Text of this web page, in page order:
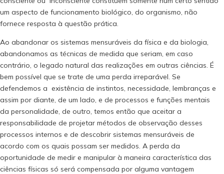
um aspecto de funcionamento biológico, do organismo, não
fornece resposta à questão prática.
Ao abandonar os sistemas mensuráveis da física e da biologia,
abandonamos as técnicas de medida que seriam, em caso
contrário, o legado natural das realizações em outras ciências. É
bem possível que se trate de uma perda irreparável. Se
defendemos a existência de instintos, necessidade, lembranças e
assim por diante, de um lado, e de processos e funções mentais
da personalidade, de outro, temos então que aceitar a
responsabilidade de projetar métodos de observação desses
processos internos e de descobrir sistemas mensuráveis de
acordo com os quais possam ser medidos. A perda da
oportunidade de medir e manipular à maneira característica das
ciências físicas só será compensada por alguma vantagem